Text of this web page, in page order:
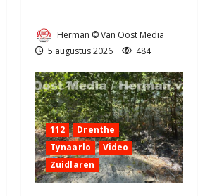
Herman © Van Oost Media
5 augustus 2026
484
112
Drenthe
Tynaarlo
Video
Zuidlaren